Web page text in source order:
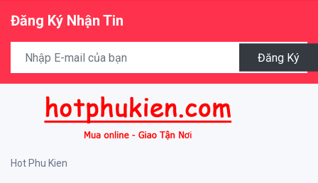
Đăng Ký Nhận Tin
Đăng Ký
Hot Phu Kien